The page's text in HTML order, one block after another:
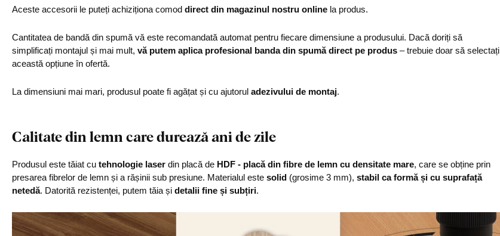
Aceste accesorii le puteți achiziționa comod direct din magazinul nostru online la produs.
Cantitatea de bandă din spumă vă este recomandată automat pentru fiecare dimensiune a produsului. Dacă doriți să
simplificați montajul și mai mult, vă putem aplica profesional banda din spumă direct pe produs – trebuie doar să selectați
această opțiune în ofertă.
La dimensiuni mai mari, produsul poate fi agățat și cu ajutorul adezivului de montaj.
Calitate din lemn care durează ani de zile
Produsul este tăiat cu tehnologie laser din placă de HDF - placă din fibre de lemn cu densitate mare, care se obține prin
presarea fibrelor de lemn și a rășinii sub presiune. Materialul este solid (grosime 3 mm), stabil ca formă și cu suprafață
netedă. Datorită rezistenței, putem tăia și detalii fine și subțiri.